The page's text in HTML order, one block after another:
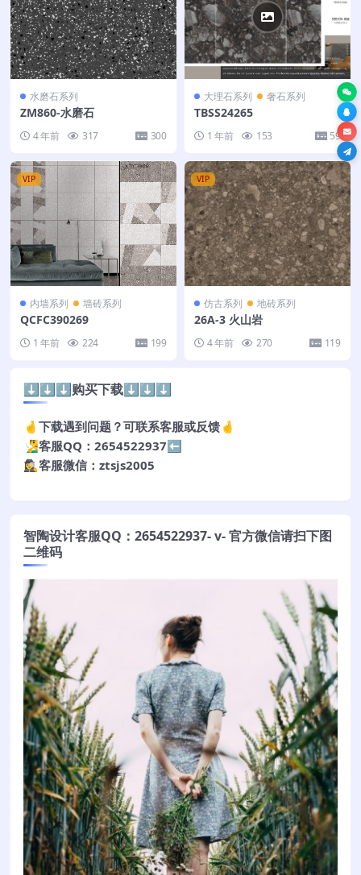
水磨石系列
ZM860-水磨石
4 年前 317 300
大理石系列 奢石系列
TBSS24265
1 年前 153 59
VIP
内墙系列 墙砖系列
QCFC390269
1 年前 224 199
VIP
仿古系列 地砖系列
26A-3 火山岩
4 年前 270 119
⬇️⬇️⬇️购买下载⬇️⬇️⬇️
🤞下载遇到问题？可联系客服或反馈🤞
🧏‍♂️客服QQ：2654522937⬅️
🕵️‍♀️客服微信：ztsjs2005
智陶设计客服QQ：2654522937- v- 官方微信请扫下图
二维码